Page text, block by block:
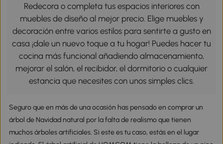
Redecora o completa tus espacios interiores con
muebles de diseño al mejor precio. Elige muebles y
decoración entre varios estilos para sentirte a gusto en
casa ¡dale un nuevo toque a tu hogar! Puedes hacer tu
cocina más funcional añadiendo almacenamiento,
mejorar el salón, el recibidor, el dormitorio o cualquier
estancia que necesites con unos simples clics.
Seguro que en más de una ocasión has pensado en comprar un
árbol de Navidad natural por la falta de realismo que tienen
muchos árboles artificiales. Si este es tu caso, estás en el lugar